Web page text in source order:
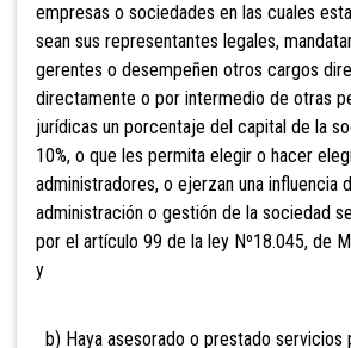
empresas o sociedades en las cuales
sean sus representantes legales,
gerentes o desempeñen otros cargos
directamente o por intermedio de otras
jurídicas un porcentaje del capital de la
10%, o que les permita elegir o hacer
administradores, o ejerzan una influencia
administración o gestión de la sociedad
por el artículo 99 de la ley Nº18.045, de
y
b) Haya asesorado o prestado servicios